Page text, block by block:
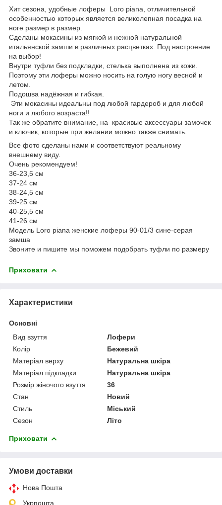
Хит сезона, удобные лоферы Loro piana, отличительной
особенностью которых является великолепная посадка на
ноге размер в размер.
Сделаны мокасины из мягкой и нежной натуральной
итальянской замши в различных расцветках. Под настроение
на выбор!
Внутри туфли без подкладки, стелька выполнена из кожи.
Поэтому эти лоферы можно носить на голую ногу весной и
летом.
Подошва надёжная и гибкая.
Эти мокасины идеальны под любой гардероб и для любой
ноги и любого возраста!!
Так же обратите внимание, на красивые аксессуары замочек
и ключик, которые при желании можно также снимать.
Все фото сделаны нами и соответствуют реальному
внешнему виду.
Очень рекомендуем!
36-23,5 см
37-24 см
38-24,5 см
39-25 см
40-25,5 см
41-26 см
Модель Loro piana женские лоферы 90-01/3 сине-серая
замша
Звоните и пишите мы поможем подобрать туфли по размеру
Приховати
Характеристики
Основні
Вид взуття
Лофери
Колір
Бежевий
Матеріал верху
Натуральна шкіра
Матеріал підкладки
Натуральна шкіра
Розмір жіночого взуття
36
Стан
Новий
Стиль
Міський
Сезон
Літо
Приховати
Умови доставки
Нова Пошта
Укрпошта